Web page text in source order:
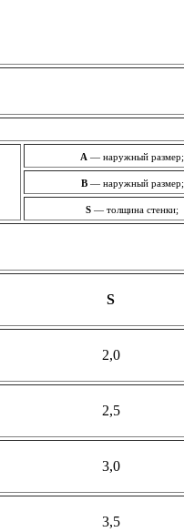
A — наружный размер;
B — наружный размер;
S — толщина стенки;
S
2,0
2,5
3,0
3,5